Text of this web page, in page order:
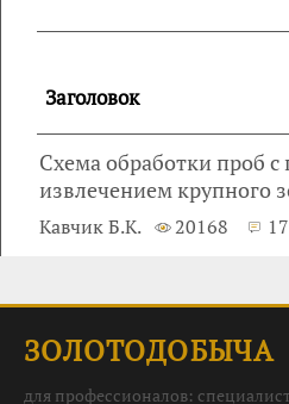
Заголовок
Схема обработки проб
извлечением крупного
Кавчик Б.К. 20168 17
ЗОЛОТОДОБЫЧА
для профессионалов: